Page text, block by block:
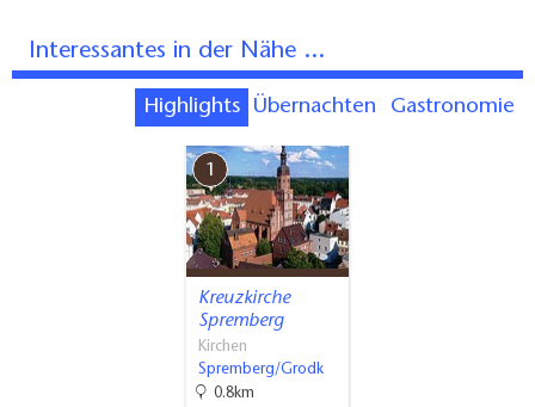
Interessantes in der Nähe ...
Highlights Übernachten Gastronomie
1
Kreuzkirche
Spremberg
Kirchen
Spremberg/Grodk
0.8km